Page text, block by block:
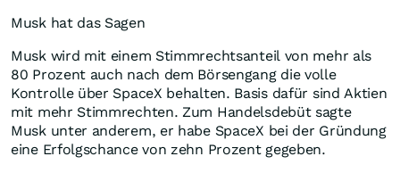
Musk hat das Sagen
Musk wird mit einem Stimmrechtsanteil von mehr als
80 Prozent auch nach dem Börsengang die volle
Kontrolle über SpaceX behalten. Basis dafür sind Aktien
mit mehr Stimmrechten. Zum Handelsdebüt sagte
Musk unter anderem, er habe SpaceX bei der Gründung
eine Erfolgschance von zehn Prozent gegeben.